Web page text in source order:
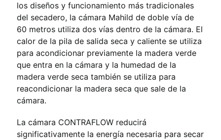
los diseños y funcionamiento más tradicionales
del secadero, la cámara Mahild de doble vía de
60 metros utiliza dos vías dentro de la cámara. El
calor de la pila de salida seca y caliente se utiliza
para acondicionar previamente la madera verde
que entra en la cámara y la humedad de la
madera verde seca también se utiliza para
reacondicionar la madera seca que sale de la
cámara.
La cámara CONTRAFLOW reducirá
significativamente la energía necesaria para secar